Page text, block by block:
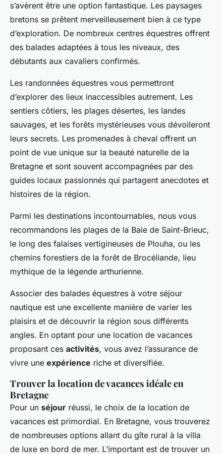
s’avèrent être une option fantastique. Les paysages
bretons se prêtent merveilleusement bien à ce type
d’exploration. De nombreux centres équestres offrent
des balades adaptées à tous les niveaux, des
débutants aux cavaliers confirmés.
Les randonnées équestres vous permettront
d’explorer des lieux inaccessibles autrement. Les
sentiers côtiers, les plages désertes, les landes
sauvages, et les forêts mystérieuses vous dévoileront
leurs secrets. Les promenades à cheval offrent un
point de vue unique sur la beauté naturelle de la
Bretagne et sont souvent accompagnées par des
guides locaux passionnés qui partagent anecdotes et
histoires de la région.
Parmi les destinations incontournables, nous vous
recommandons les plages de la Baie de Saint-Brieuc,
le long des falaises vertigineuses de Plouha, ou les
chemins forestiers de la forêt de Brocéliande, lieu
mythique de la légende arthurienne.
Associer des balades équestres à votre séjour
nautique est une excellente manière de varier les
plaisirs et de découvrir la région sous différents
angles. En optant pour une location de vacances
proposant ces activités, vous avez l’assurance de
vivre une expérience riche et diversifiée.
Trouver la location de vacances idéale en
Bretagne
Pour un séjour réussi, le choix de la location de
vacances est primordial. En Bretagne, vous trouverez
de nombreuses options allant du gîte rural à la villa
de luxe en bord de mer. L’important est de trouver un